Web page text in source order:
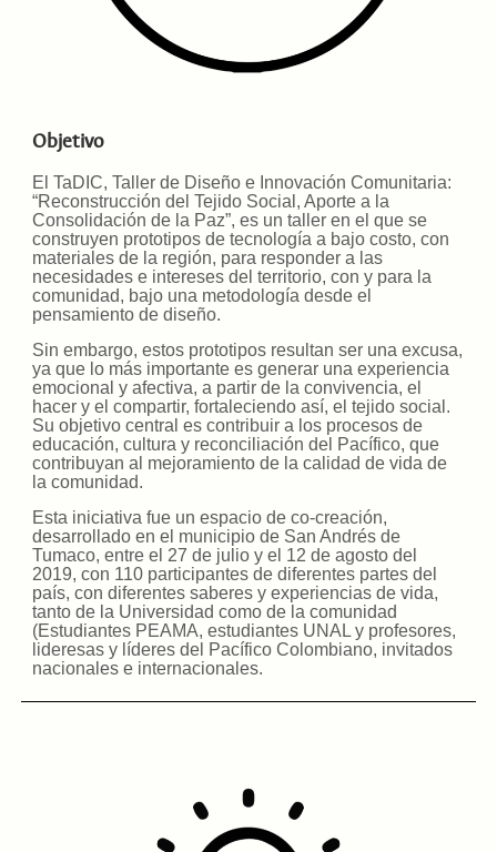
Objetivo
El TaDIC, Taller de Diseño e Innovación Comunitaria:
“Reconstrucción del Tejido Social, Aporte a la
Consolidación de la Paz”, es un taller en el que se
construyen prototipos de tecnología a bajo costo, con
materiales de la región, para responder a las
necesidades e intereses del territorio, con y para la
comunidad, bajo una metodología desde el
pensamiento de diseño.
Sin embargo, estos prototipos resultan ser una excusa,
ya que lo más importante es generar una experiencia
emocional y afectiva, a partir de la convivencia, el
hacer y el compartir, fortaleciendo así, el tejido social.
Su objetivo central es contribuir a los procesos de
educación, cultura y reconciliación del Pacífico, que
contribuyan al mejoramiento de la calidad de vida de
la comunidad.
Esta iniciativa fue un espacio de co-creación,
desarrollado en el municipio de San Andrés de
Tumaco, entre el 27 de julio y el 12 de agosto del
2019, con 110 participantes de diferentes partes del
país, con diferentes saberes y experiencias de vida,
tanto de la Universidad como de la comunidad
(Estudiantes PEAMA, estudiantes UNAL y profesores,
lideresas y líderes del Pacífico Colombiano, invitados
nacionales e internacionales.